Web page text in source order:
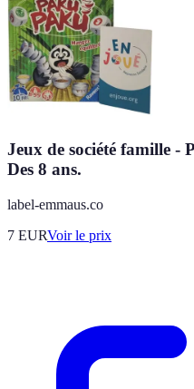
Jeux de société famille -
Des 8 ans.
label-emmaus.co
7 EURVoir le prix